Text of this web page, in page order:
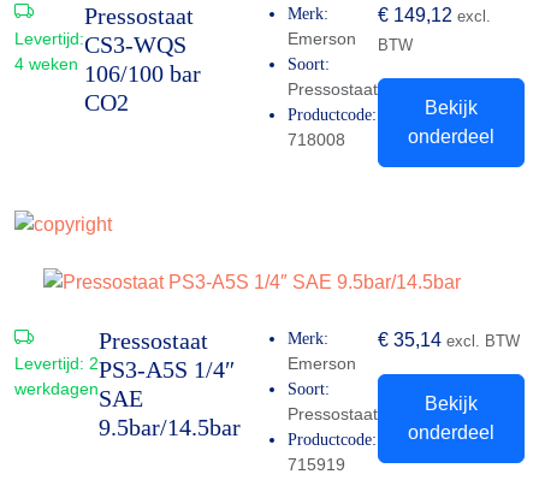
Levertijd:
4 weken
Pressostaat
CS3-WQS
106/100 bar
CO2
Merk:
Emerson
Soort:
Pressostaat
Productcode:
718008
€ 149,12 excl.
BTW
Bekijk
onderdeel
Levertijd: 2
werkdagen
Pressostaat
PS3-A5S 1/4″
SAE
9.5bar/14.5bar
Merk:
Emerson
Soort:
Pressostaat
Productcode:
715919
€ 35,14 excl. BTW
Bekijk
onderdeel